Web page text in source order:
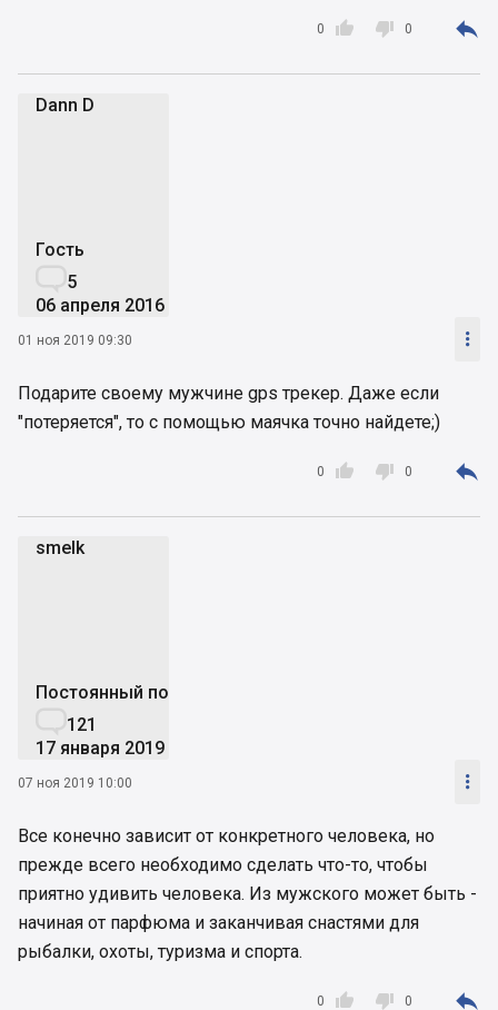

0  0 
Dann D
Гость
5
06 апреля 2016
01 ноя 2019 09:30 
Подарите своему мужчине gps трекер. Даже если
"потеряется", то с помощью маячка точно найдете;)

0  0 
smelk
Постоянный пользователь
121
17 января 2019
07 ноя 2019 10:00 
Все конечно зависит от конкретного человека, но
прежде всего необходимо сделать что-то, чтобы
приятно удивить человека. Из мужского может быть -
начиная от парфюма и заканчивая снастями для
рыбалки, охоты, туризма и спорта.

0  0 